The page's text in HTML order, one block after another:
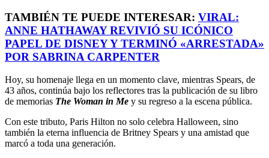
TAMBIÉN TE PUEDE INTERESAR: VIRAL:
ANNE HATHAWAY REVIVIÓ SU ICÓNICO
PAPEL DE DISNEY Y TERMINÓ «ARRESTADA»
POR SABRINA CARPENTER
Hoy, su homenaje llega en un momento clave, mientras Spears, de
43 años, continúa bajo los reflectores tras la publicación de su libro
de memorias The Woman in Me y su regreso a la escena pública.
Con este tributo, Paris Hilton no solo celebra Halloween, sino
también la eterna influencia de Britney Spears y una amistad que
marcó a toda una generación.